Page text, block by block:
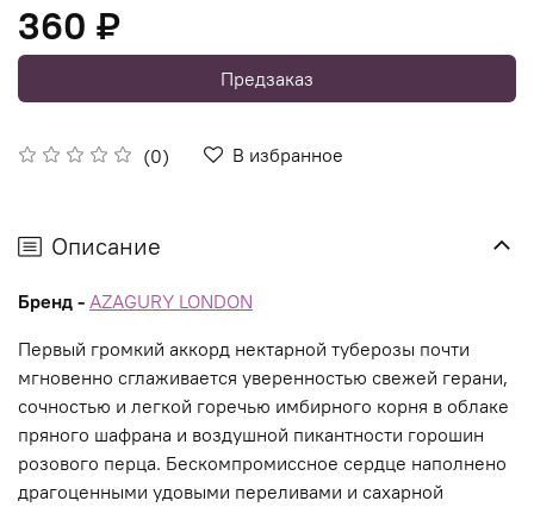
(0) В избранное
360 ₽
Предзаказ
Описание
Бренд - AZAGURY LONDON
Первый громкий аккорд нектарной туберозы почти
мгновенно сглаживается уверенностью свежей герани,
сочностью и легкой горечью имбирного корня в облаке
пряного шафрана и воздушной пикантности горошин
розового перца. Бескомпромиссное сердце наполнено
драгоценными удовыми переливами и сахарной